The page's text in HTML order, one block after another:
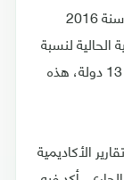
ويُعد هذا الموضوع حساسا للغاية، إذ أنه بين سنة 2016
الحالية لنسبة
الذكاء بينما يُحلل الآخر بيانات تم تجميعها في 13 دولة، هذه
الأكاديمية